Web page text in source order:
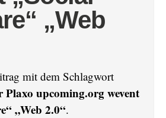
„Web
mit dem Schlagwort
Plaxo upcoming.org wevent
„Web 2.0“.